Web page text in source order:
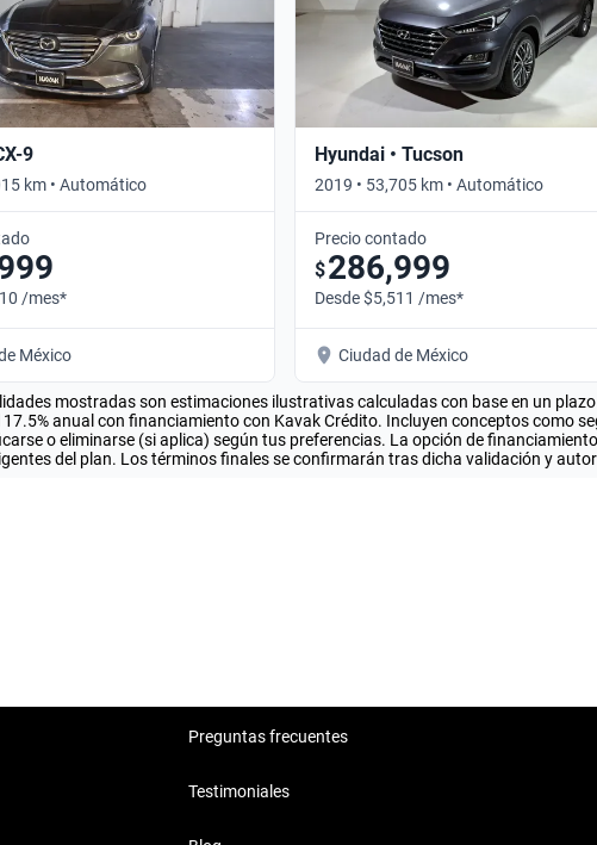
9
km • Automático
/mes*
México
Hyundai • Tucson
2019 • 53,705 km • Automático
Precio contado
$286,999
Desde $5,511 /mes*
Ciudad de México
mostradas son estimaciones ilustrativas calculadas con base en un
17.5% anual con financiamiento con Kavak Crédito. Incluyen conceptos como
o eliminarse (si aplica) según tus preferencias. La opción de
del plan. Los términos finales se confirmarán tras dicha validación y
Preguntas frecuentes
Testimoniales